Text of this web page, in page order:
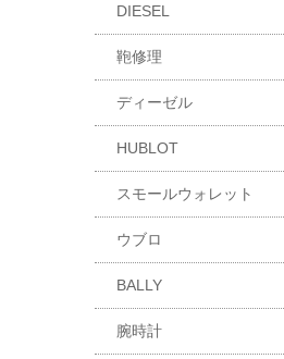
DIESEL
鞄修理
ディーゼル
HUBLOT
スモールウォレット
ウブロ
BALLY
腕時計